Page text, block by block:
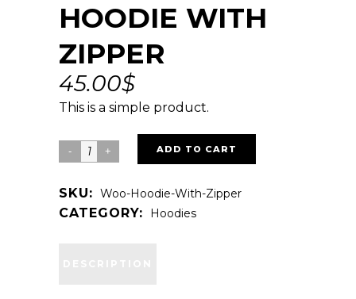
HOODIE WITH
ZIPPER
45.00$
This is a simple product.
Hoodie
Zipper
quantity
ADD TO CART
SKU: Woo-Hoodie-With-Zipper
CATEGORY: Hoodies